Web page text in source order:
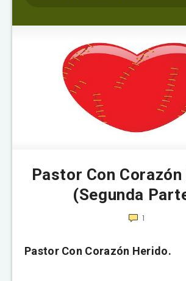
Pastor Con
(Segunda
1
Pastor Con Corazón Herido.